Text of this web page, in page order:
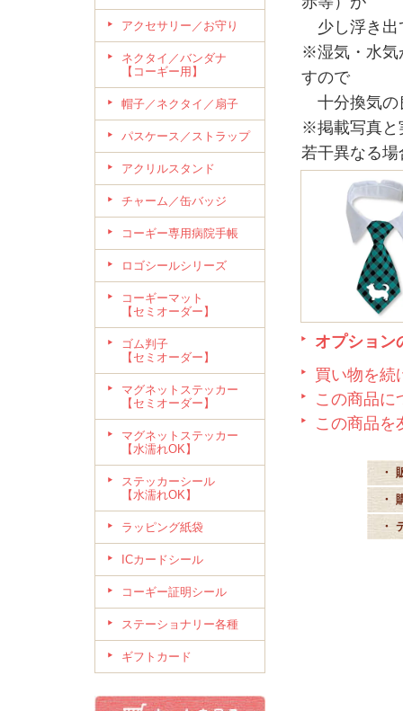
アクセサリー／お守り
ネクタイ／バンダナ
【コーギー用】
帽子／ネクタイ／扇子
パスケース／ストラップ
アクリルスタンド
チャーム／缶バッジ
コーギー専用病院手帳
ロゴシールシリーズ
コーギーマット
【セミオーダー】
ゴム判子
【セミオーダー】
マグネットステッカー
【セミオーダー】
マグネットステッカー
【水濡れOK】
ステッカーシール
【水濡れOK】
ラッピング紙袋
ICカードシール
コーギー証明シール
ステーショナリー各種
ギフトカード
少し浮き出
※湿気・水気
すので
十分換気の
※掲載写真と
若干異なる
オプション
買い物を続
この商品に
この商品を
・
・
・